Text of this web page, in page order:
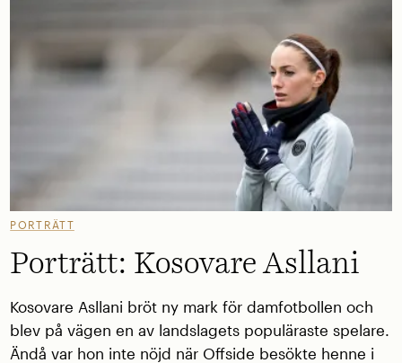
PORTRÄTT
Porträtt: Kosovare Asllani
Kosovare Asllani bröt ny mark för damfotbollen och
blev på vägen en av landslagets populäraste spelare.
Ändå var hon inte nöjd när Offside besökte henne i